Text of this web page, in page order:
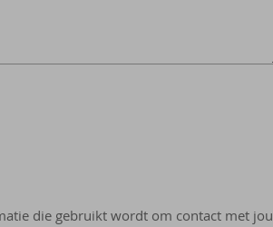
die gebruikt wordt om contact met jou